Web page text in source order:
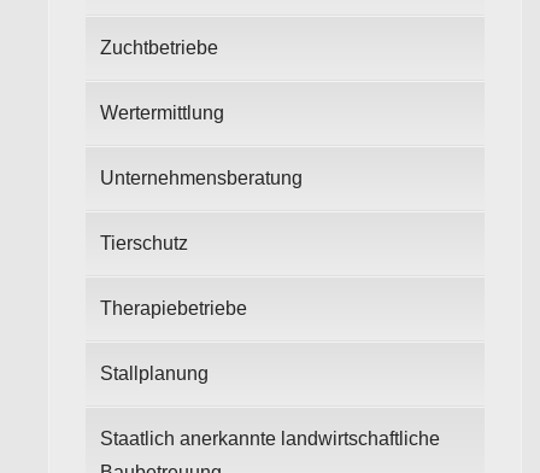
Zuchtbetriebe
Wertermittlung
Unternehmensberatung
Tierschutz
Therapiebetriebe
Stallplanung
Staatlich anerkannte landwirtschaftliche